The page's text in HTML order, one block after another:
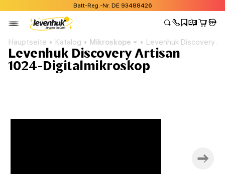
Batt-Reg.-Nr. DE 93488426
Hauptseite Katalog Mikroskope Levenhuk Discovery
Levenhuk Discovery Artisan
1024-Digitalmikroskop